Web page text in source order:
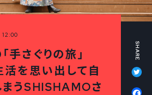
12:00
手さぐりの旅」
を思い出して自
まうSHISHAMOさ